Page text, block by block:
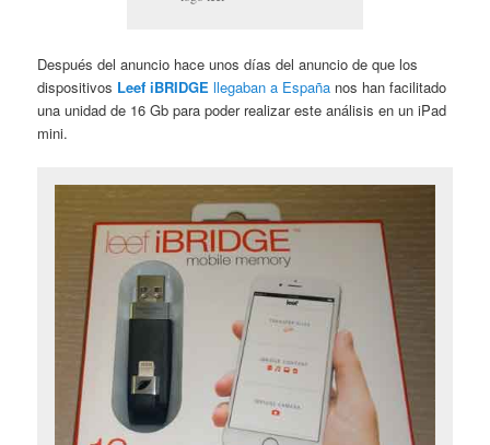
Después del anuncio hace unos días del anuncio de que los
dispositivos Leef iBRIDGE llegaban a España nos han facilitado
una unidad de 16 Gb para poder realizar este análisis en un iPad
mini.